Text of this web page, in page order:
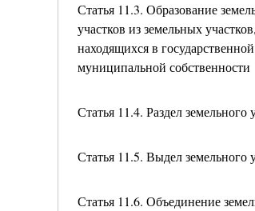
Статья 11.3. Образование
участков из земельных участков,
находящихся в
муниципальной собственности
Статья 11.4. Раздел земельного
Статья 11.5. Выдел земельного
Статья 11.6. Объединение